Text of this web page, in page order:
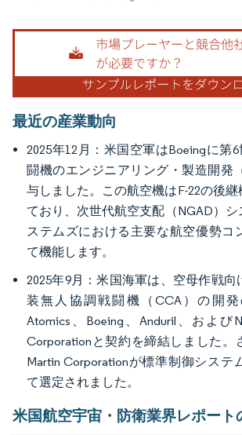
画像 © Mordor Intelligence。再利用にはCC BY 4.0の
最近の産業動向
2025年12月：米国空軍はBoeingに第6
闘機のエンジニアリング・製造開発
与しました。この航空機はF-22の後
ており、次世代航空支配（NGAD）
ステムズにおける主要な航空優勢コ
て機能します。
2025年9月：米国海軍は、空母作戦
装無人協調戦闘機（CCA）の開発
Atomics、Boeing、Anduril、および
Corporationと契約を締結しました。
Martin Corporationが標準制御システ
て選定されました。
米国航空宇宙・防衛業界レポート